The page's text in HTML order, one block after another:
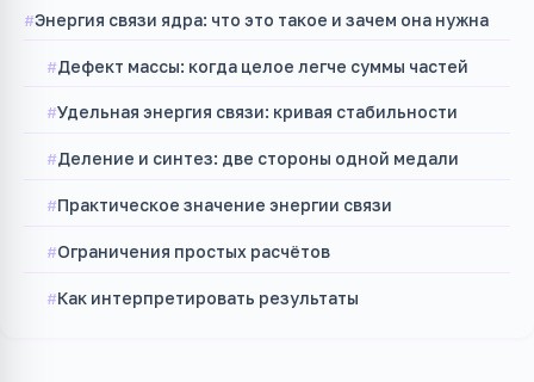
Энергия связи ядра: что это такое и зачем она нужна
Дефект массы: когда целое легче суммы частей
Удельная энергия связи: кривая стабильности
Деление и синтез: две стороны одной медали
Практическое значение энергии связи
Ограничения простых расчётов
Как интерпретировать результаты